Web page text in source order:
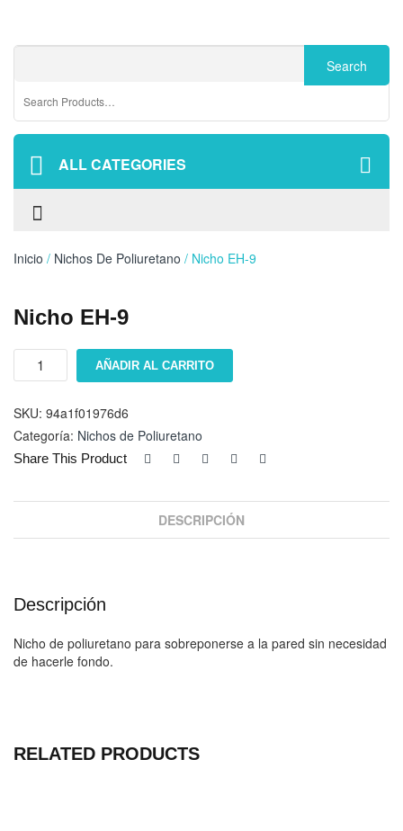
ALL CATEGORIES
Inicio / Nichos De Poliuretano / Nicho EH-9
Nicho EH-9
Nicho
cantidad
AÑADIR AL CARRITO
SKU: 94a1f01976d6
Categoría: Nichos de Poliuretano
Share This Product
DESCRIPCIÓN
Descripción
Nicho de poliuretano para sobreponerse a la pared sin necesidad
de hacerle fondo.
RELATED PRODUCTS